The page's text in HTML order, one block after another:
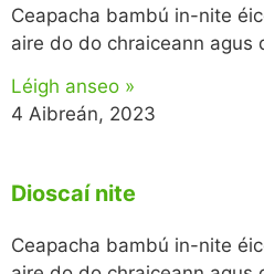
Ceapacha bambú in-nite
aire do do chraiceann agus
Léigh anseo »
4 Aibreán, 2023
Dioscaí nite
Ceapacha bambú in-nite